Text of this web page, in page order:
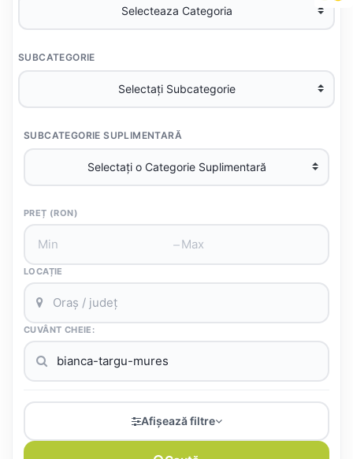
SUBCATEGORIE
SUBCATEGORIE SUPLIMENTARĂ
PREȚ (RON)
–
LOCAȚIE
CUVÂNT CHEIE:
Afișează filtre